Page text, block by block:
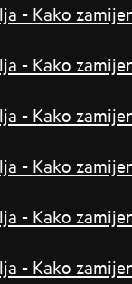
- Kako
- Kako
- Kako
- Kako
- Kako
- Kako